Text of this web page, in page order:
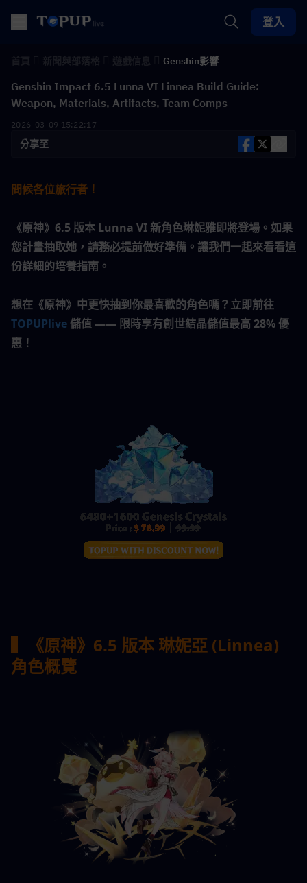
登入
Genshin影響
Genshin Impact 6.5 Lunna VI Linnea Build Guide:
Weapon, Materials, Artifacts, Team Comps
2026-03-09 15:22:17
分享至
問候各位旅行者！
《原神》6.5 版本 Lunna VI 新角色琳妮雅即將登場。如果
您計畫抽取她，請務必提前做好準備。讓我們一起來看看這
份詳細的培養指南。
TOPUPlive 儲值 —— 限時享有創世結晶儲值最高 28% 優
惠！
▍《原神》6.5 版本 琳妮亞 (Linnea)
角色概覽